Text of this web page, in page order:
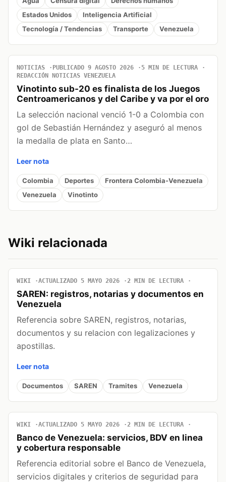
Estados Unidos
Inteligencia Artificial
Tecnología / Tendencias
Transporte Venezuela
NOTICIAS PUBLICADO 9 AGOSTO 2026
5 MIN DE LECTURA
REDACCIÓN NOTICIAS VENEZUELA
Vinotinto sub-20 es finalista de los Juegos
Centroamericanos y del Caribe y va por el oro
La selección nacional venció 1-0 a Colombia con
gol de Sebastián Hernández y aseguró al menos
la medalla de plata en Santo…
Leer nota
Colombia Deportes
Frontera Colombia-Venezuela
Venezuela
Vinotinto
Wiki relacionada
WIKI ACTUALIZADO 5 MAYO 2026 2 MIN DE LECTURA
SAREN: registros, notarias y documentos en
Venezuela
Referencia sobre SAREN, registros, notarias,
documentos y su relacion con legalizaciones y
apostillas.
Leer nota
Documentos SAREN Tramites Venezuela
WIKI ACTUALIZADO 5 MAYO 2026 2 MIN DE LECTURA
Banco de Venezuela: servicios, BDV en linea
y cobertura responsable
Referencia editorial sobre el Banco de Venezuela,
servicios digitales y criterios de seguridad para